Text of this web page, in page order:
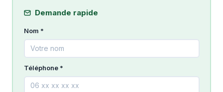
Demande rapide
Nom *
Téléphone *